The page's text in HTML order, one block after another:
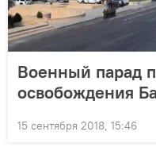
Военный парад
освобождения
15 сентября 2018, 15:46